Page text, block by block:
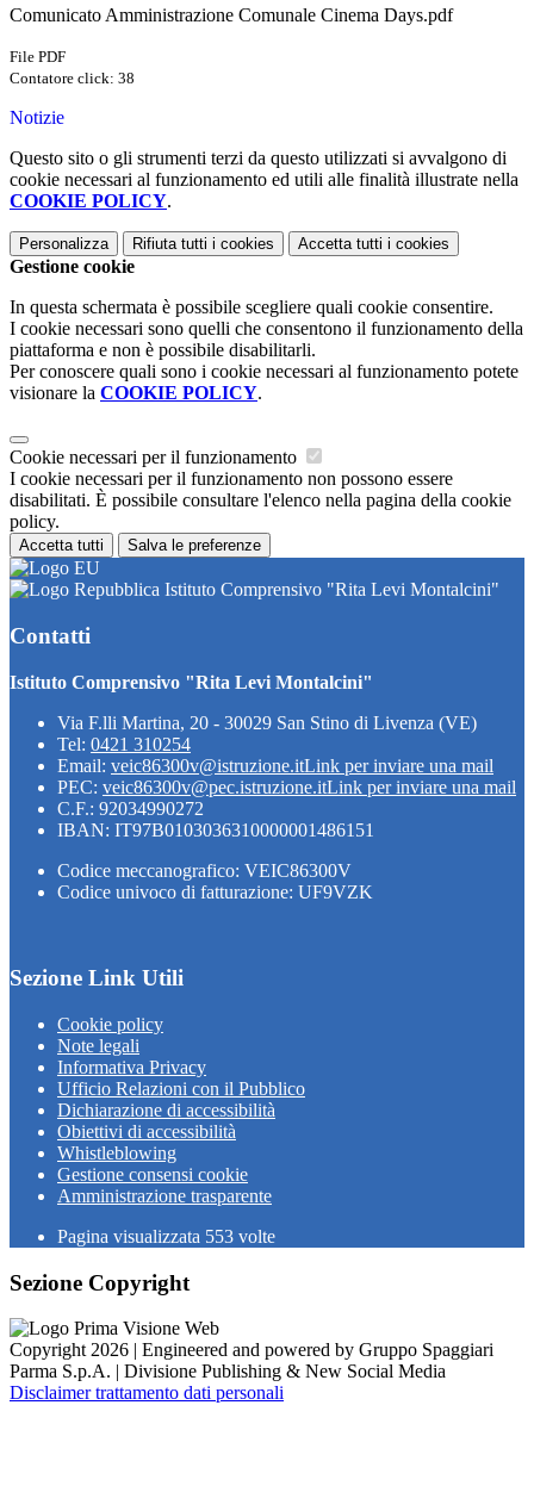
Comunicato Amministrazione Comunale Cinema Days.pdf
File PDF
Contatore click: 38
Notizie
Questo sito o gli strumenti terzi da questo utilizzati si avvalgono di
cookie necessari al funzionamento ed utili alle finalità illustrate nella
COOKIE POLICY.
Personalizza Rifiuta tutti i cookies Accetta tutti i cookies
Gestione cookie
In questa schermata è possibile scegliere quali cookie consentire.
I cookie necessari sono quelli che consentono il funzionamento della
piattaforma e non è possibile disabilitarli.
Per conoscere quali sono i cookie necessari al funzionamento potete
visionare la COOKIE POLICY.
Cookie necessari per il funzionamento
I cookie necessari per il funzionamento non possono essere
disabilitati. È possibile consultare l'elenco nella pagina della cookie
policy.
Accetta tutti Salva le preferenze
Istituto Comprensivo "Rita Levi Montalcini"
Contatti
Istituto Comprensivo "Rita Levi Montalcini"
Via F.lli Martina, 20 - 30029 San Stino di Livenza (VE)
Tel: 0421 310254
Email: veic86300v@istruzione.itLink per inviare una mail
PEC: veic86300v@pec.istruzione.itLink per inviare una mail
C.F.: 92034990272
IBAN: IT97B0103036310000001486151
Codice meccanografico: VEIC86300V
Codice univoco di fatturazione: UF9VZK
Sezione Link Utili
Cookie policy
Note legali
Informativa Privacy
Ufficio Relazioni con il Pubblico
Dichiarazione di accessibilità
Obiettivi di accessibilità
Whistleblowing
Gestione consensi cookie
Amministrazione trasparente
Pagina visualizzata 553 volte
Sezione Copyright
Copyright 2026 | Engineered and powered by Gruppo Spaggiari
Parma S.p.A. | Divisione Publishing & New Social Media
Disclaimer trattamento dati personali